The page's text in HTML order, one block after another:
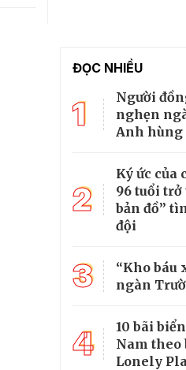
ĐỌC NHIỀU
1
Người
nghẹn
Anh hùng
2
Ký ức của
96 tuổi
bản đồ”
đội
3
“Kho báu
ngàn
4
10 bãi
Nam theo
Lonely